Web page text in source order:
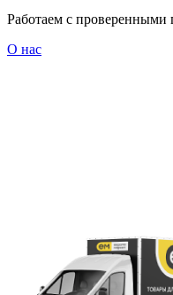
Работаем с проверенными
О нас